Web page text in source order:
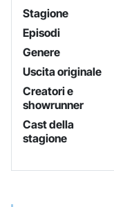
Stagione
Episodi
Genere
Uscita originale
Creatori e
showrunner
Cast della
stagione